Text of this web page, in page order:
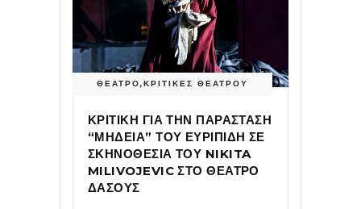
ΘΕΑΤΡΟ,ΚΡΙΤΙΚΕΣ ΘΕΑΤΡΟΥ
ΚΡΙΤΙΚΗ ΓΙΑ ΤΗΝ ΠΑΡΑΣΤΑΣΗ
“ΜΗΔΕΙΑ” ΤΟΥ ΕΥΡΙΠΙΔΗ ΣΕ
ΣΚΗΝΟΘΕΣΙΑ ΤΟΥ NIKITA
MILIVOJEVIC ΣΤΟ ΘΕΑΤΡΟ
ΔΑΣΟΥΣ